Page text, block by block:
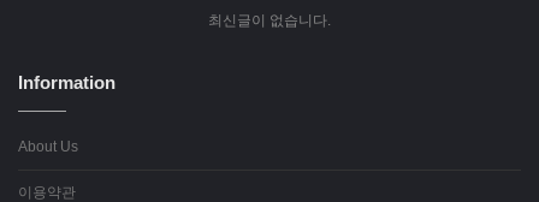
최신글이 없습니다.
Information
About Us
이용약관